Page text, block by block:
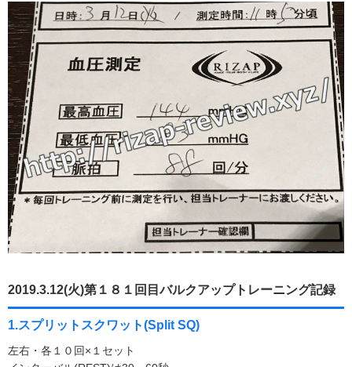
2019.3.12(火)第１８１回目バルクアップトレーニング記録
1.スプリットスクワット(Split SQ)
左右・各１０回×１セット